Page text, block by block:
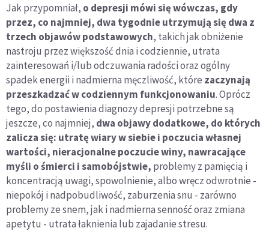
Jak przypomniał, o depresji mówi się wówczas, gdy
przez, co najmniej, dwa tygodnie utrzymują się dwa z
trzech objawów podstawowych, takich jak obniżenie
nastroju przez większość dnia i codziennie, utrata
zainteresowań i/lub odczuwania radości oraz ogólny
spadek energii i nadmierna męczliwość, które zaczynają
przeszkadzać w codziennym funkcjonowaniu. Oprócz
tego, do postawienia diagnozy depresji potrzebne są
jeszcze, co najmniej, dwa objawy dodatkowe, do których
zalicza się: utratę wiary w siebie i poczucia własnej
wartości, nieracjonalne poczucie winy, nawracające
myśli o śmierci i samobójstwie, problemy z pamięcią i
koncentracją uwagi, spowolnienie, albo wręcz odwrotnie -
niepokój i nadpobudliwość, zaburzenia snu - zarówno
problemy ze snem, jak i nadmierna senność oraz zmiana
apetytu - utrata łaknienia lub zajadanie stresu.